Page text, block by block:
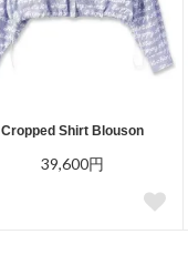
Cropped Shirt Blouson
39,600円